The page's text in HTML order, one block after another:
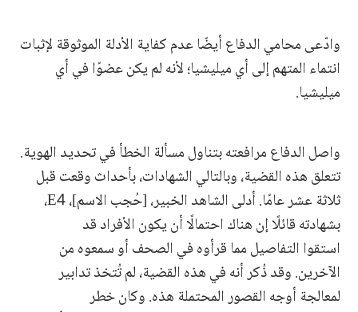
وادّعى محامي الدفاع أيضًا عدم كفاية الأدلة الموثوقة لإثبات
انتماء المتهم إلى أي ميليشيا؛ لأنه لم يكن عضوًا في أي
ميليشيا.
واصل الدفاع مرافعته بتناول مسألة الخطأ في تحديد الهوية.
تتعلق هذه القضية، وبالتالي الشهادات، بأحداث وقعت قبل
ثلاثة عشر عامًا. أدلى الشاهد الخبير، [حُجب الاسم]، E4،
بشهادته قائلًا إن هناك احتمالًا أن يكون الأفراد قد
استقوا التفاصيل مما قرأوه في الصحف أو سمعوه من
الآخرين. وقد ذُكر أنه في هذه القضية، لم تُتخذ تدابير
لمعالجة أوجه القصور المحتملة هذه. وكان خطر